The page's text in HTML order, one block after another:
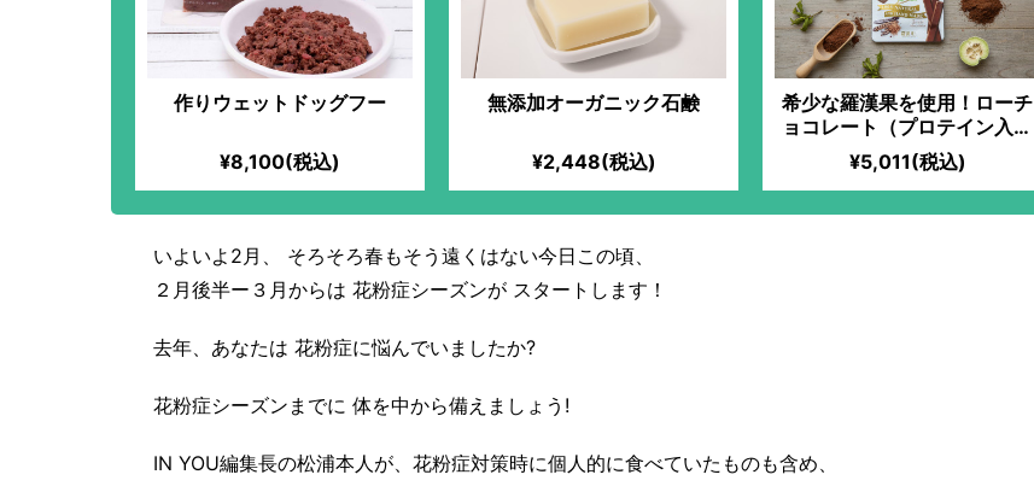
作りウェットドッグフー
¥8,100(税込)
無添加オーガニック石鹸
¥2,448(税込)
希少な羅漢果を使用！ローチ
ョコレート（プロテイン入）
【キャロブ】
¥5,011(税込)
いよいよ2月、 そろそろ春もそう遠くはない今日この頃、
２月後半ー３月からは 花粉症シーズンが スタートします！
去年、あなたは 花粉症に悩んでいましたか?
花粉症シーズンまでに 体を中から備えましょう!
IN YOU編集長の松浦本人が、花粉症対策時に個人的に食べていたものも含め、